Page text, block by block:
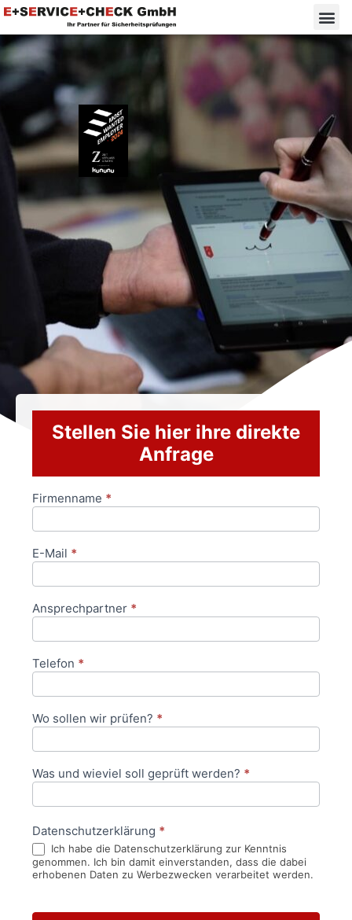
Stellen Sie hier ihre direkte
Anfrage
Anfrageformular
Firmenname *
E-Mail *
Ansprechpartner *
Telefon *
Wo sollen wir prüfen? *
Was und wieviel soll geprüft werden? *
Datenschutzerklärung *
Ich habe die Datenschutzerklärung zur Kenntnis
genommen. Ich bin damit einverstanden, dass die dabei
erhobenen Daten zu Werbezwecken verarbeitet werden.